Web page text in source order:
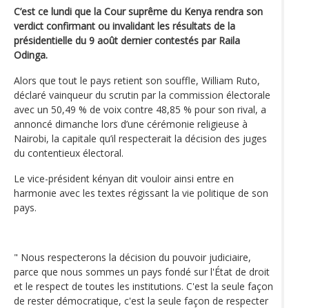
C’est ce lundi que la Cour suprême du Kenya rendra son
verdict confirmant ou invalidant les résultats de la
présidentielle du 9 août dernier contestés par Raila
Odinga.
Alors que tout le pays retient son souffle, William Ruto,
déclaré vainqueur du scrutin par la commission électorale
avec un 50,49 % de voix contre 48,85 % pour son rival, a
annoncé dimanche lors d’une cérémonie religieuse à
Nairobi, la capitale qu’il respecterait la décision des juges
du contentieux électoral.
Le vice-président kényan dit vouloir ainsi entre en
harmonie avec les textes régissant la vie politique de son
pays.
" Nous respecterons la décision du pouvoir judiciaire,
parce que nous sommes un pays fondé sur l'État de droit
et le respect de toutes les institutions. C'est la seule façon
de rester démocratique, c'est la seule façon de respecter